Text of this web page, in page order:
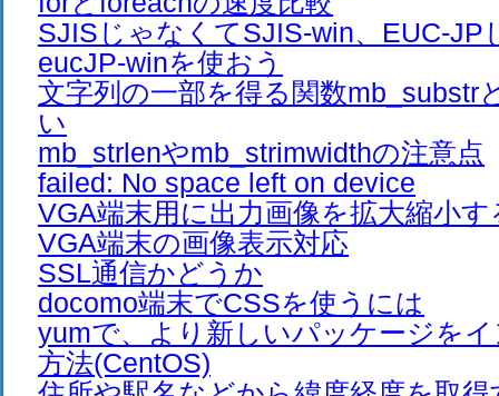
SJISじゃなくてSJIS-win、EUC-JP
eucJP-winを使おう
文字列の一部を得る関数mb_substr
い
mb_strlenやmb_strimwidthの注意点
failed: No space left on device
VGA端末用に出力画像を拡大縮小す
VGA端末の画像表示対応
SSL通信かどうか
docomo端末でCSSを使うには
yumで、より新しいパッケージを
方法(CentOS)